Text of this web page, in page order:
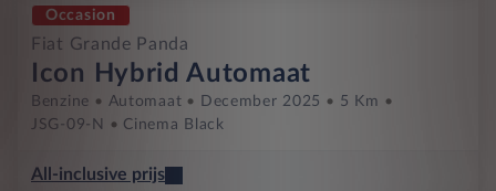
Occasion
Fiat Grande Panda
Icon Hybrid Automaat
Benzine Automaat December 2025
5 Km
JSG-09-N
Cinema Black
All-inclusive prijs